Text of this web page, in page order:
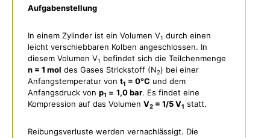
Aufgabenstellung
In einem Zylinder ist ein Volumen V1 durch einen
leicht verschiebbaren Kolben angeschlossen. In
diesem Volumen V1 befindet sich die Teilchenmenge
n = 1 mol des Gases Strickstoff (N2) bei einer
Anfangstemperatur von t1 = 0°C und dem
Anfangsdruck von p1 = 1,0 bar. Es findet eine
Kompression auf das Volumen V2 = 1/5 V1 statt.
Reibungsverluste werden vernachlässigt. Die